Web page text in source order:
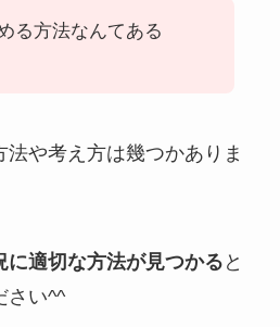
る方法なんてある
や考え方は幾つかありま
に適切な方法が見つかる と
さい^^